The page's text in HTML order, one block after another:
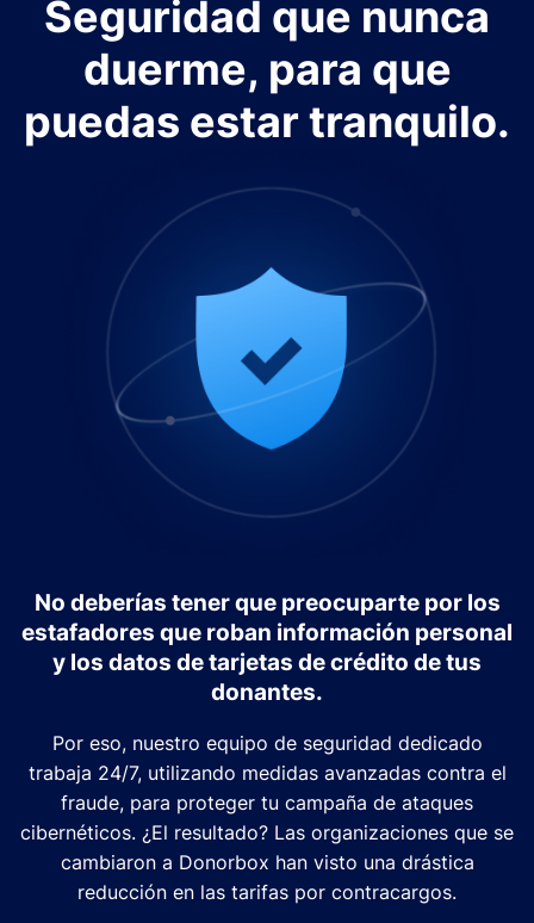
Seguridad que nunca
duerme, para que
puedas estar tranquilo.
No deberías tener que preocuparte por los
estafadores que roban información personal
y los datos de tarjetas de crédito de tus
donantes.
Por eso, nuestro equipo de seguridad dedicado
trabaja 24/7, utilizando medidas avanzadas contra el
fraude, para proteger tu campaña de ataques
cibernéticos. ¿El resultado? Las organizaciones que se
cambiaron a Donorbox han visto una drástica
reducción en las tarifas por contracargos.